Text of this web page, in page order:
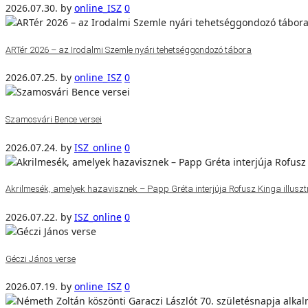
2026.07.30. by online_ISZ 0
ARTér 2026 – az Irodalmi Szemle nyári tehetséggondozó tábora
2026.07.25. by online_ISZ 0
Szamosvári Bence versei
2026.07.24. by ISZ_online 0
Akrilmesék, amelyek hazavisznek – Papp Gréta interjúja Rofusz Kinga
2026.07.22. by ISZ_online 0
Géczi János verse
2026.07.19. by online_ISZ 0